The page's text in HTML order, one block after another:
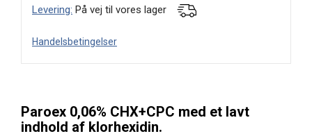
Levering: På vej til vores lager
Handelsbetingelser
Paroex 0,06% CHX+CPC med et lavt
indhold af klorhexidin.